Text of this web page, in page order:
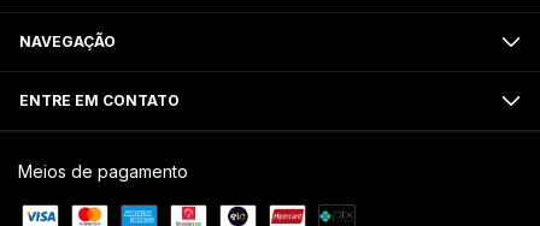
NAVEGAÇÃO
ENTRE EM CONTATO
Meios de pagamento